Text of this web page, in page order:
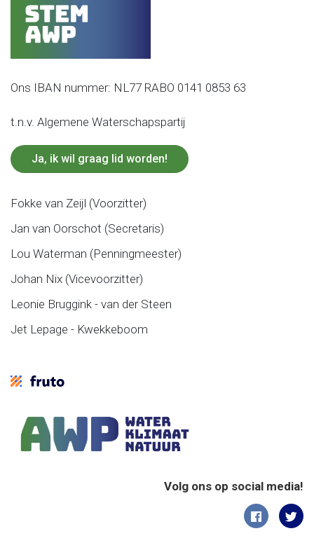
Ons IBAN nummer: NL77 RABO 0141 0853 63
t.n.v. Algemene Waterschapspartij
Ja, ik wil graag lid worden!
Fokke van Zeijl (Voorzitter)
Jan van Oorschot (Secretaris)
Lou Waterman (Penningmeester)
Johan Nix (Vicevoorzitter)
Leonie Bruggink - van der Steen
Jet Lepage - Kwekkeboom
Volg ons op social media!